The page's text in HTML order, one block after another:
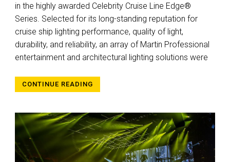
in the highly awarded Celebrity Cruise Line Edge®
Series. Selected for its long-standing reputation for
cruise ship lighting performance, quality of light,
durability, and reliability, an array of Martin Professional
entertainment and architectural lighting solutions were
CONTINUE READING